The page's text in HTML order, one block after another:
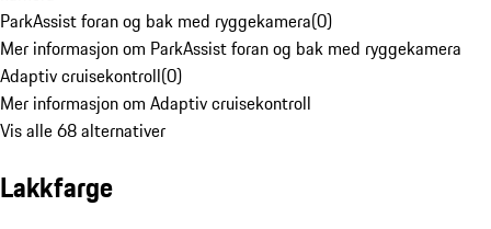
ParkAssist foran og bak med ryggekamera(0)
Mer informasjon om ParkAssist foran og bak med ryggekamera
Adaptiv cruisekontroll(0)
Mer informasjon om Adaptiv cruisekontroll
Vis alle 68 alternativer
Lakkfarge